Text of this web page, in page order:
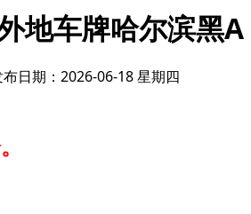
地车牌哈尔滨黑A
日期：2026-06-18 星期四